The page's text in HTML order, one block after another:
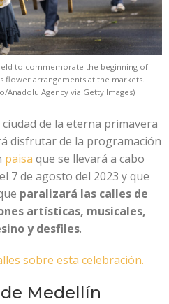
to commemorate the beginning of
flower arrangements at the markets.
Anadolu Agency via Getty Images)
de la eterna primavera
disfrutar de la programación
paisa que se llevará a cabo
7 de agosto del 2023 y que
paralizará las calles de
artísticas, musicales,
y desfiles.
sobre esta celebración.
Medellín